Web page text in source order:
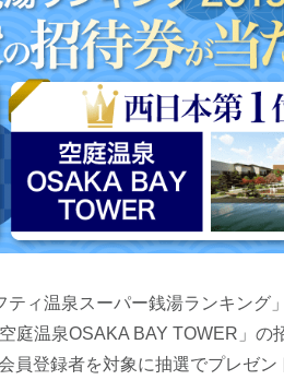
ィ温泉スーパー銭湯ランキング
庭温泉OSAKA BAY TOWER」の
登録者を対象に抽選でプレゼン